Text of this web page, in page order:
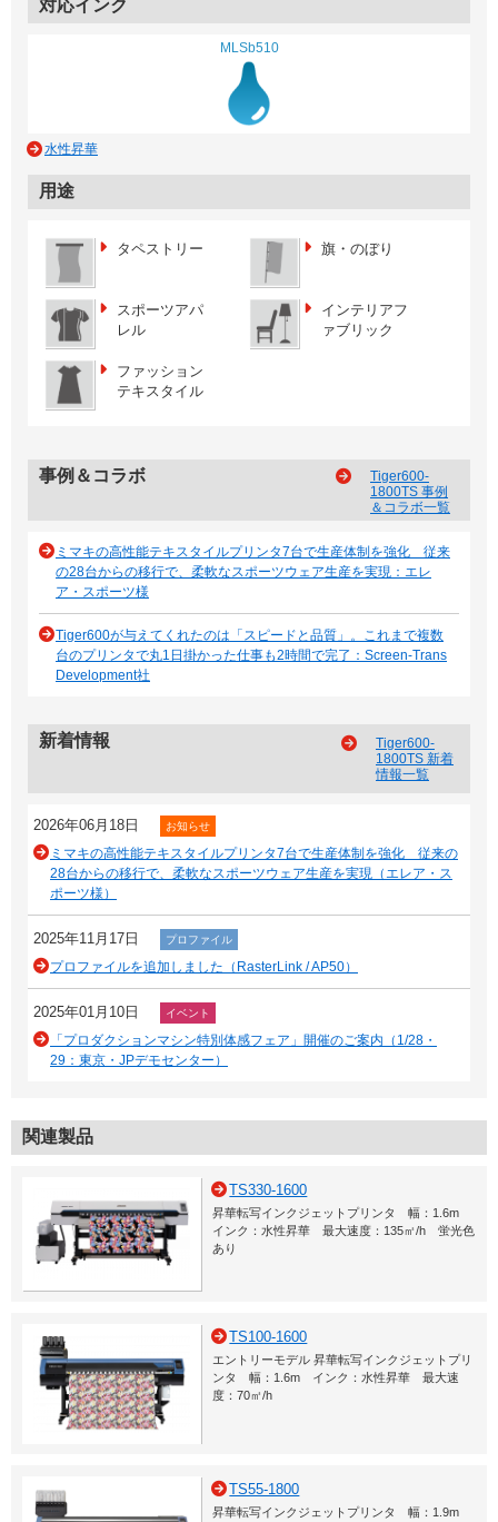
対応インク
MLSb510
水性昇華
用途
タペストリー 旗・のぼり
スポーツアパ
レル
インテリアフ
ァブリック
ファッション
テキスタイル
事例＆コラボ
Tiger600-
1800TS 事例
＆コラボ一覧
ミマキの高性能テキスタイルプリンタ7台で生産体制を強化 従来
の28台からの移行で、柔軟なスポーツウェア生産を実現：エレ
ア・スポーツ様
Tiger600が与えてくれたのは「スピードと品質」。これまで複数
台のプリンタで丸1日掛かった仕事も2時間で完了：Screen-Trans
Development社
新着情報
Tiger600-
1800TS 新着
情報一覧
2026年06月18日 お知らせ
ミマキの高性能テキスタイルプリンタ7台で生産体制を強化 従来の
28台からの移行で、柔軟なスポーツウェア生産を実現（エレア・ス
ポーツ様）
2025年11月17日 プロファイル
プロファイルを追加しました（RasterLink / AP50）
2025年01月10日 イベント
「プロダクションマシン特別体感フェア」開催のご案内（1/28・
29：東京・JPデモセンター）
関連製品
TS330-1600
昇華転写インクジェットプリンタ 幅：1.6m
インク：水性昇華 最大速度：135㎡/h 蛍光色
あり
TS100-1600
エントリーモデル 昇華転写インクジェットプリ
ンタ 幅：1.6m インク：水性昇華 最大速
度：70㎡/h
TS55-1800
昇華転写インクジェットプリンタ 幅：1.9m